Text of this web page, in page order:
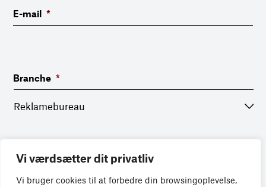
Vi værdsætter dit privatliv
Vi bruger cookies til at forbedre din browsingoplevelse,
E-mail *
Branche *